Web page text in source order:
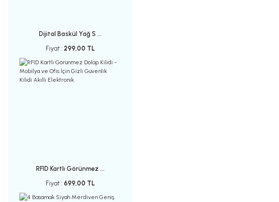
Dijital Baskül Yağ S ...
Fiyat : 299,00 TL
RFID Kartlı Görünmez ...
Fiyat : 699,00 TL